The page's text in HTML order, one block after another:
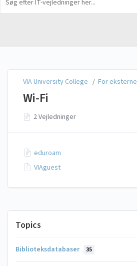
Topics
Biblioteksdatabaser 35
VIA University College / For eksterne
Wi-Fi
2 Vejledninger
eduroam
VIAguest